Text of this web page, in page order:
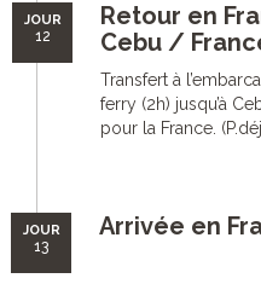
JOUR
12
Retour en
Cebu /
Transfert à
ferry (2h) jusqu’à
pour la France.
JOUR
13
Arrivée en